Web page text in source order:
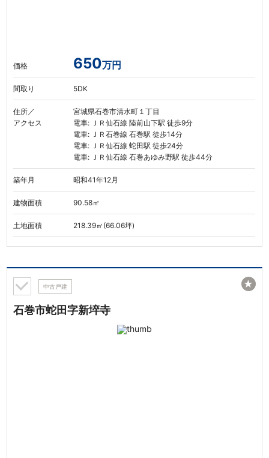
価格 650万円
間取り 5DK
住所／
アクセス
宮城県石巻市清水町１丁目
電車: ＪＲ仙石線 陸前山下駅 徒歩9分
電車: ＪＲ石巻線 石巻駅 徒歩14分
電車: ＪＲ仙石線 蛇田駅 徒歩24分
電車: ＪＲ仙石線 石巻あゆみ野駅 徒歩44分
築年月 昭和41年12月
建物面積 90.58㎡
土地面積 218.39㎡(66.06坪)
中古戸建
石巻市蛇田字新埣寺
★